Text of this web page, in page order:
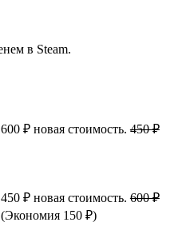
в Steam.
600 ₽ новая стоимость.450 ₽
450 ₽ новая стоимость.600 ₽
(Экономия 150 ₽)